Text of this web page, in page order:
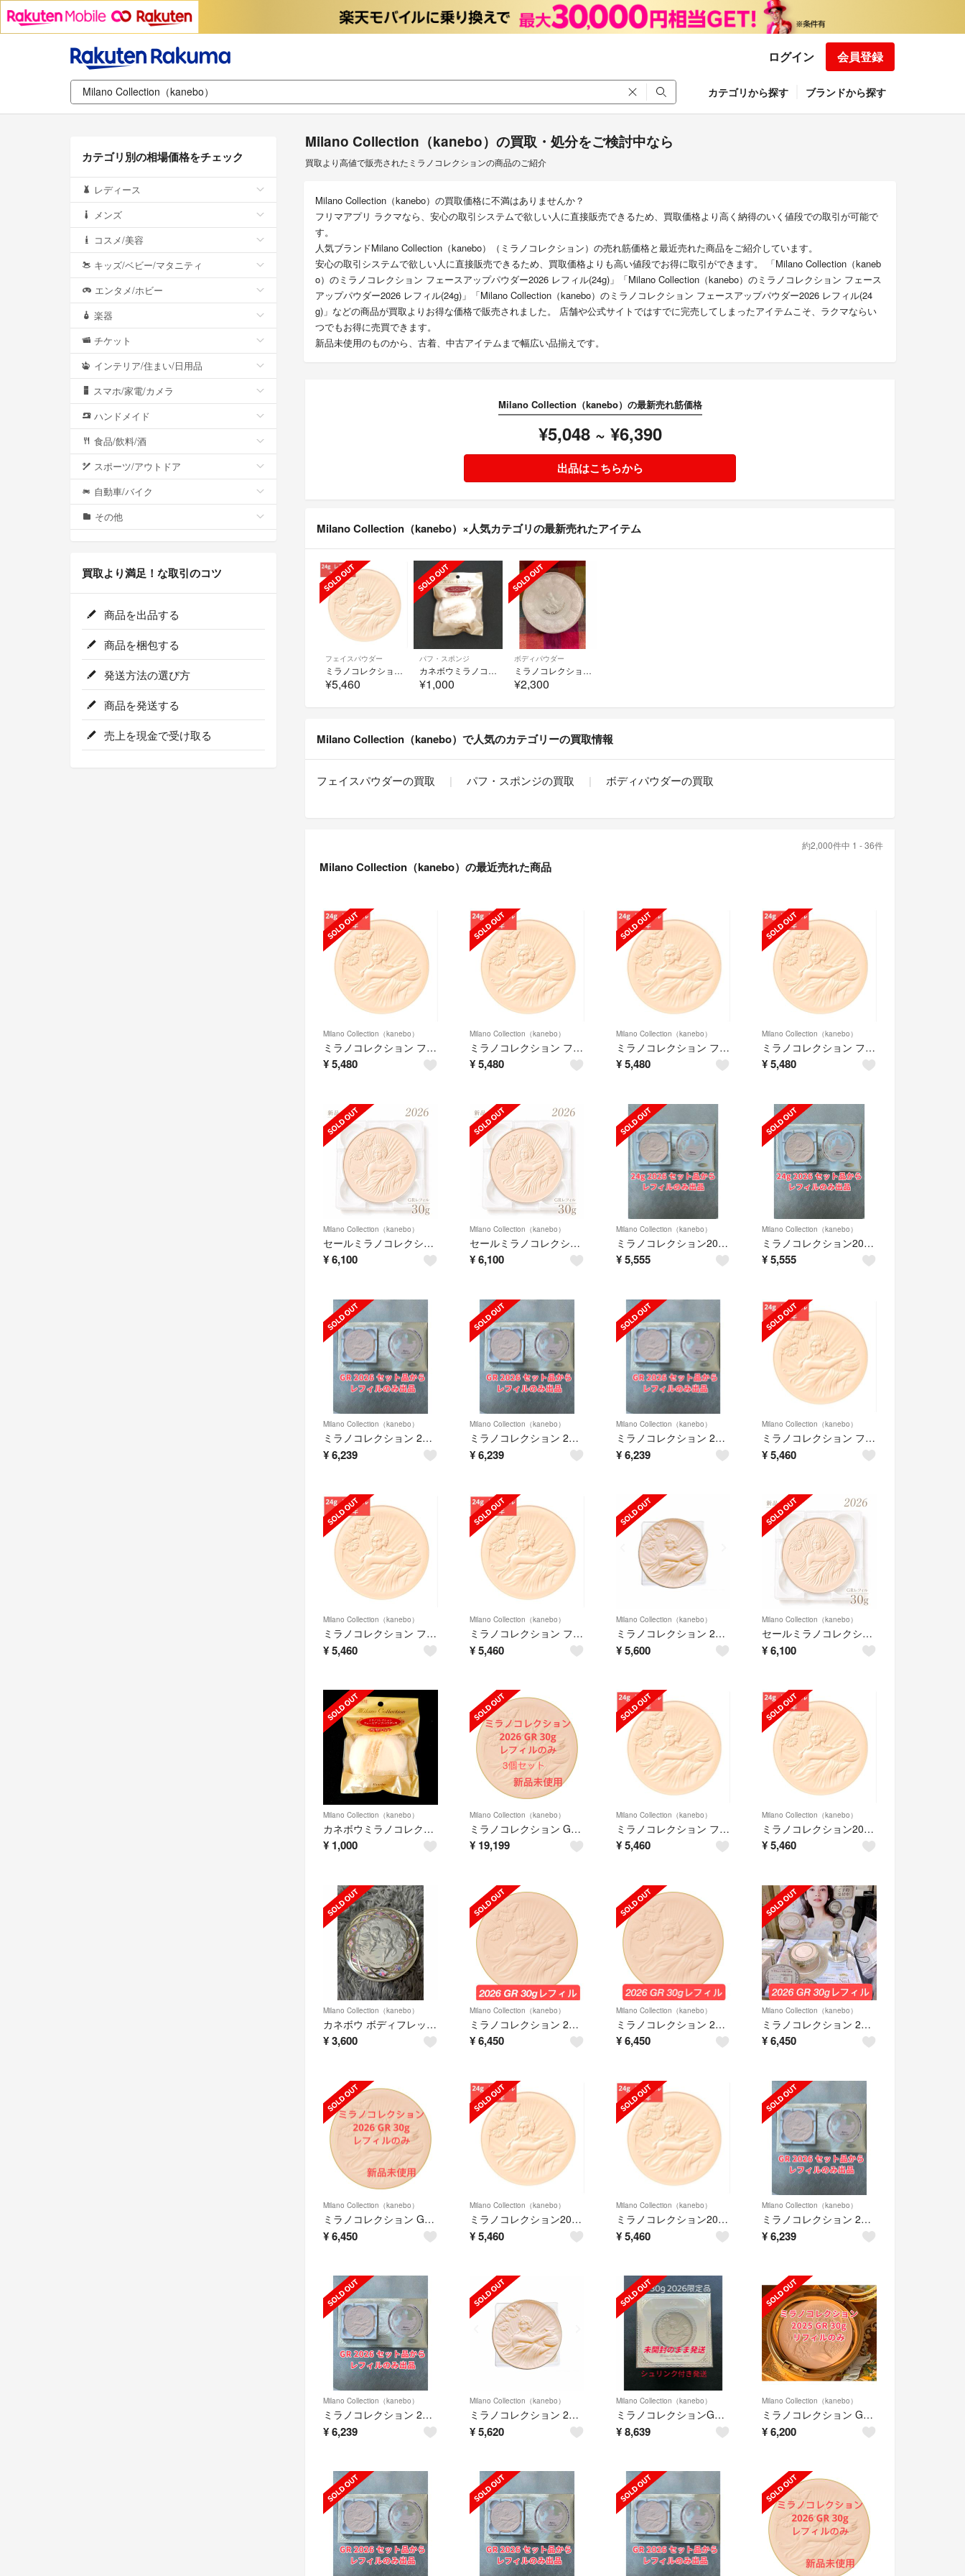
ログイン 会員登録
カテゴリから探す ブランドから探す
Milano Collection（kanebo）の買取・処分をご検討中なら
買取より高値で販売されたミラノコレクションの商品のご紹介
Milano Collection（kanebo）の買取価格に不満はありませんか？
フリマアプリ ラクマなら、安心の取引システムで欲しい人に直接販売できるため、買取価格より高く納得のいく値段での取引が可能で
す。
人気ブランドMilano Collection（kanebo）（ミラノコレクション）の売れ筋価格と最近売れた商品をご紹介しています。
安心の取引システムで欲しい人に直接販売できるため、買取価格よりも高い値段でお得に取引ができます。 「Milano Collection（kaneb
o）のミラノコレクション フェースアップパウダー2026 レフィル(24g)」「Milano Collection（kanebo）のミラノコレクション フェース
アップパウダー2026 レフィル(24g)」「Milano Collection（kanebo）のミラノコレクション フェースアップパウダー2026 レフィル(24
g)」などの商品が買取よりお得な価格で販売されました。 店舗や公式サイトではすでに完売してしまったアイテムこそ、ラクマならい
つでもお得に売買できます。
新品未使用のものから、古着、中古アイテムまで幅広い品揃えです。
Milano Collection（kanebo）の最新売れ筋価格
¥5,048 ~ ¥6,390
出品はこちらから
Milano Collection（kanebo）×人気カテゴリの最新売れたアイテム
フェイスパウダー
ミラノコレクション フェースアップパウダー2026 レフィル(24g)
¥5,460
パフ・スポンジ
カネボウミラノコレクション フェースアップパウダー用 厚型パフ
¥1,000
ボディパウダー
ミラノコレクション ボディフレッシュパウダー
¥2,300
Milano Collection（kanebo）で人気のカテゴリーの買取情報
フェイスパウダーの買取 パフ・スポンジの買取 ボディパウダーの買取
約2,000件中 1 - 36件
Milano Collection（kanebo）の最近売れた商品
Milano Collection（kanebo）
ミラノコレクション フェースアップパウダー2026 レフィル(24g)
¥5,480
Milano Collection（kanebo）
ミラノコレクション フェースアップパウダー2026 レフィル(24g)
¥5,480
Milano Collection（kanebo）
ミラノコレクション フェースアップパウダー2026 レフィル(24g)
¥ 5,480
Milano Collection（kanebo）
ミラノコレクション フェースアップパウダー2026 レフィル(24g)
¥5,480
Milano Collection（kanebo）
セールミラノコレクション GR フェースアップパウダー2026 30g レフィル
¥6,100
Milano Collection（kanebo）
セールミラノコレクション GR フェースアップパウダー2026 30g レフィル
¥6,100
Milano Collection（kanebo）
ミラノコレクション2026 フェースアップパウダー 24g レフィル 新品未使用
¥ 5,555
Milano Collection（kanebo）
ミラノコレクション2026 フェースアップパウダー 24g レフィル 新品未使用
¥5,555
Milano Collection（kanebo）
ミラノコレクション 2026 GR 30g レフィル 新品未使用
¥6,239
Milano Collection（kanebo）
ミラノコレクション 2026 GR 30g レフィル 新品未使用
¥6,239
Milano Collection（kanebo）
ミラノコレクション 2026 GR 30g レフィル 新品未使用
¥ 6,239
Milano Collection（kanebo）
ミラノコレクション フェースアップパウダー2026 レフィル(24g)
¥5,460
Milano Collection（kanebo）
ミラノコレクション フェースアップパウダー2026 レフィル(24g)
¥5,460
Milano Collection（kanebo）
ミラノコレクション フェースアップパウダー2026 レフィル(24g)
¥5,460
Milano Collection（kanebo）
ミラノコレクション 2026 レフィル 24g
¥ 5,600
Milano Collection（kanebo）
セールミラノコレクション GR フェースアップパウダー2026 30g レフィル
¥6,100
Milano Collection（kanebo）
カネボウミラノコレクション フェースアップパウダー用 厚型パフ
¥ 1,000
Milano Collection（kanebo）
ミラノコレクション GR フェースアップパウダー 2026 レフィル 30g 3個
¥ 19,199
Milano Collection（kanebo）
ミラノコレクション フェースアップパウダー2026 レフィル(24g)
¥ 5,460
Milano Collection（kanebo）
ミラノコレクション2026 フェイスアップパウダー <リフィル> 24g
¥5,460
Milano Collection（kanebo）
カネボウ ボディフレッシュパウダー ミラノコレクション 2020
¥3,600
Milano Collection（kanebo）
ミラノコレクション 2026 GR 30g レフィル 新品未使用
¥6,450
Milano Collection（kanebo）
ミラノコレクション 2026 レフィル GR 30g
¥ 6,450
Milano Collection（kanebo）
ミラノコレクション 2026 GR 30g レフィル 新品未使用
¥6,450
Milano Collection（kanebo）
ミラノコレクション GR フェースアップパウダー 2026 レフィル 30g
¥6,450
Milano Collection（kanebo）
ミラノコレクション2026 フェイスアップパウダー <リフィル> 24g
¥5,460
Milano Collection（kanebo）
ミラノコレクション2026 フェイスアップパウダー <リフィル> 24g
¥ 5,460
Milano Collection（kanebo）
ミラノコレクション 2026 GR 30g レフィル 新品未使用
¥6,239
Milano Collection（kanebo）
ミラノコレクション 2026 GR 30g レフィル 新品未使用
¥6,239
Milano Collection（kanebo）
ミラノコレクション 2026 レフィル 24g
¥5,620
Milano Collection（kanebo）
ミラノコレクションGR 2026フェースアップパウダー 30g 未開封
¥ 8,639
Milano Collection（kanebo）
ミラノコレクション GR フェースアップパウダー2025 30g リフィルのみ
¥6,200
カテゴリ別の相場価格をチェック
レディース
メンズ
コスメ/美容
キッズ/ベビー/マタニティ
エンタメ/ホビー
楽器
チケット
インテリア/住まい/日用品
スマホ/家電/カメラ
ハンドメイド
食品/飲料/酒
スポーツ/アウトドア
自動車/バイク
その他
買取より満足！な取引のコツ
商品を出品する
商品を梱包する
発送方法の選び方
商品を発送する
売上を現金で受け取る